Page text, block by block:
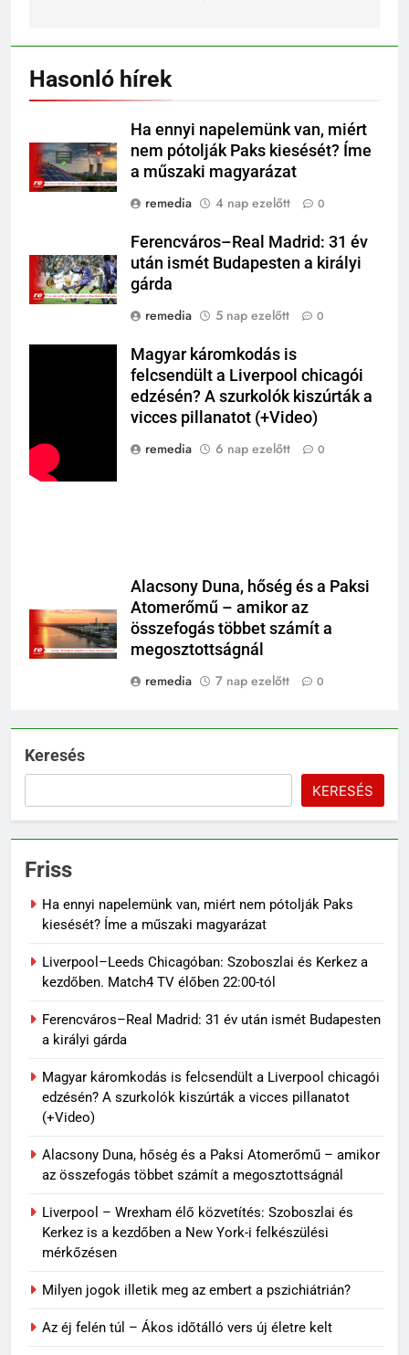
Hasonló hírek
Ha ennyi napelemünk van, miért
nem pótolják Paks kiesését? Íme
a műszaki magyarázat
remedia
4 nap ezelőtt 0
Ferencváros–Real Madrid: 31 év
után ismét Budapesten a királyi
gárda
remedia
5 nap ezelőtt 0
Magyar káromkodás is
felcsendült a Liverpool chicagói
edzésén? A szurkolók kiszúrták a
vicces pillanatot (+Video)
remedia
6 nap ezelőtt 0
Alacsony Duna, hőség és a Paksi
Atomerőmű – amikor az
összefogás többet számít a
megosztottságnál
remedia
7 nap ezelőtt 0
Keresés
KERESÉS
Friss
Ha ennyi napelemünk van, miért nem pótolják Paks
kiesését? Íme a műszaki magyarázat
Liverpool–Leeds Chicagóban: Szoboszlai és Kerkez a
kezdőben. Match4 TV élőben 22:00-tól
Ferencváros–Real Madrid: 31 év után ismét Budapesten
a királyi gárda
Magyar káromkodás is felcsendült a Liverpool chicagói
edzésén? A szurkolók kiszúrták a vicces pillanatot
(+Video)
Alacsony Duna, hőség és a Paksi Atomerőmű – amikor
az összefogás többet számít a megosztottságnál
Liverpool – Wrexham élő közvetítés: Szoboszlai és
Kerkez is a kezdőben a New York-i felkészülési
mérkőzésen
Milyen jogok illetik meg az embert a pszichiátrián?
Az éj felén túl – Ákos időtálló vers új életre kelt